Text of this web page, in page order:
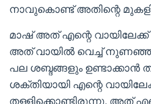
നാവുകൊണ്ട് അതിന്റെ
മാഷ്‌ അത് എന്റെ വായിലേക്ക്
അത് വായിൽ വെച്ച്
പല ശബ്ദങ്ങളും ഉണ്ടാക്കാൻ
ശക്തിയായി എന്റെ
തള്ളിക്കൊണ്ടിരുന്നു. അത്